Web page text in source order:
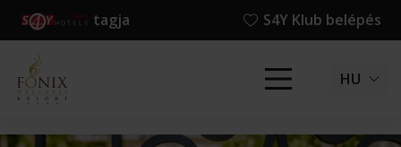
tagja S4Y Klub belépés
HU